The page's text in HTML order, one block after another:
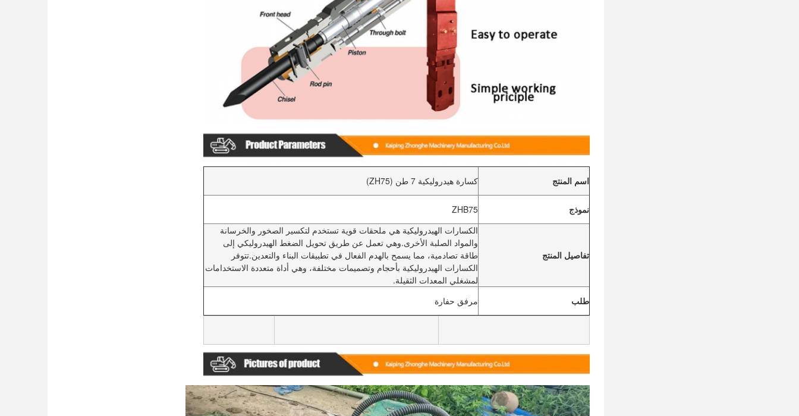
اسم المنتج كسارة هيدروليكية 7 طن (ZH75)
نموذج ZHB75
تفاصيل المنتج
الكسارات الهيدروليكية هي ملحقات قوية تستخدم لتكسير الصخور والخرسانة
والمواد الصلبة الأخرى.وهي تعمل عن طريق تحويل الضغط الهيدروليكي إلى
طاقة تصادمية، مما يسمح بالهدم الفعال في تطبيقات البناء والتعدين.تتوفر
الكسارات الهيدروليكية بأحجام وتصميمات مختلفة، وهي أداة متعددة الاستخدامات
لمشغلي المعدات الثقيلة.
طلب
مرفق حفارة